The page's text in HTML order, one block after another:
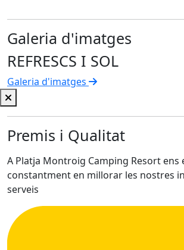
Galeria d'imatges
REFRESCS I SOL
Galeria d'imatges
Premis i Qualitat
A Platja Montroig Camping Resort ens
constantment en millorar les nostres
serveis